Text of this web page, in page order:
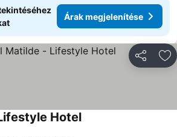
Árak megjelenítése
Hotel